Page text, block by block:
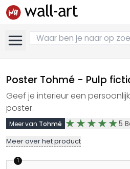
Poster Tohmé - Pulp
Geef je interieur een
poster.
Meer van Tohmé 5
Meer over het product
1